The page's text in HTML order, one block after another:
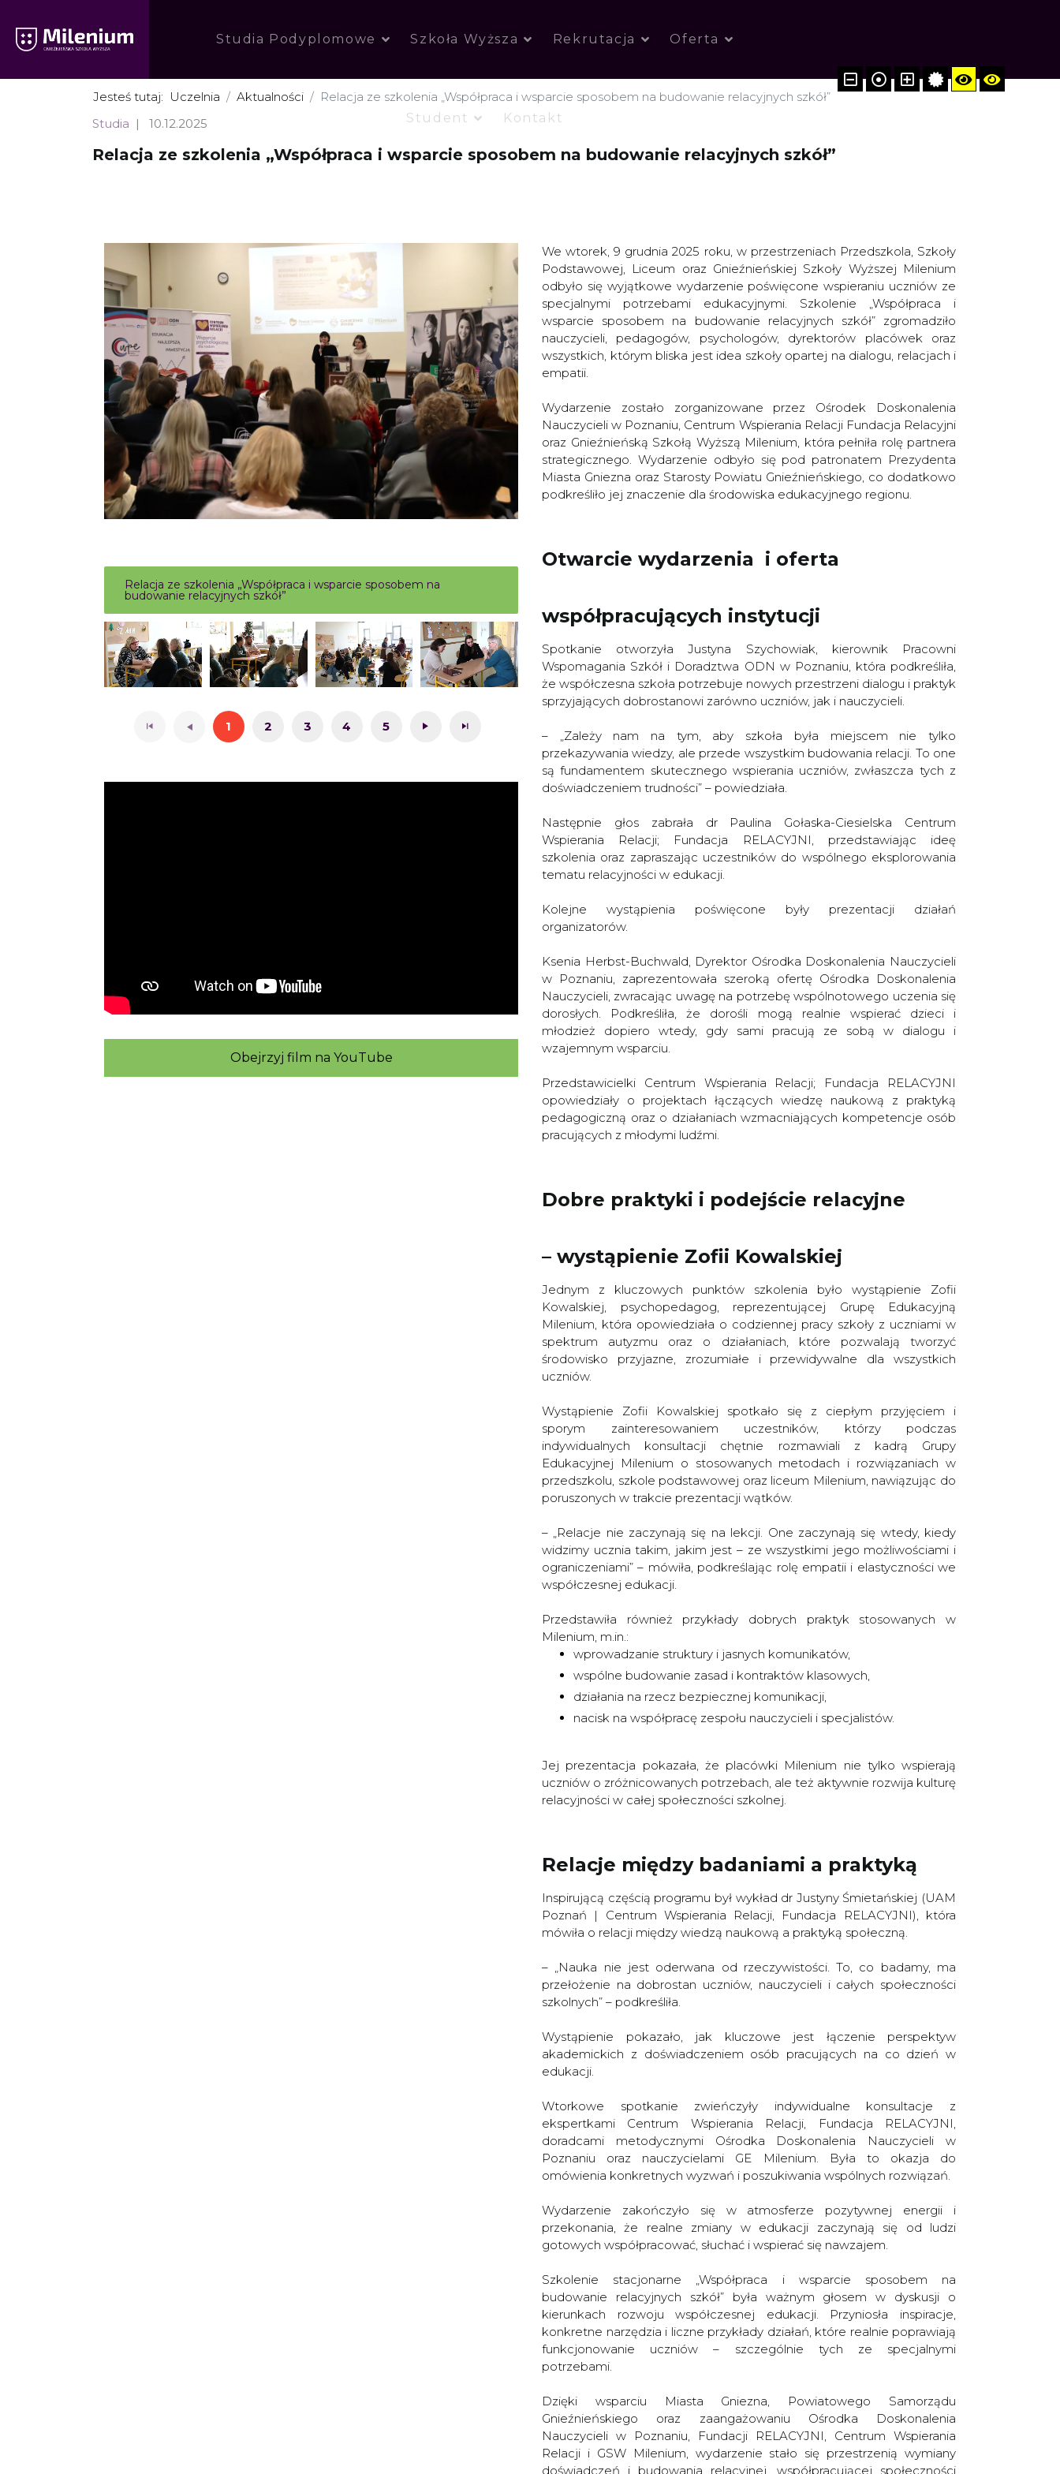
Studia Podyplomowe Szkoła Wyższa Rekrutacja Oferta
Student Kontakt
Jesteś tutaj: Uczelnia Aktualności
Relacja ze szkolenia „Współpraca i wsparcie sposobem na budowanie relacyjnych szkół”
Studia
10.12.2025
Relacja ze szkolenia „Współpraca i wsparcie sposobem na budowanie relacyjnych szkół”
Relacja ze szkolenia „Współpraca i wsparcie sposobem na
budowanie relacyjnych szkół”
1 2 3 4 5
Obejrzyj film na YouTube
We wtorek, 9 grudnia 2025 roku, w przestrzeniach Przedszkola, Szkoły
Podstawowej, Liceum oraz Gnieźnieńskiej Szkoły Wyższej Milenium
odbyło się wyjątkowe wydarzenie poświęcone wspieraniu uczniów ze
specjalnymi potrzebami edukacyjnymi. Szkolenie „Współpraca i
wsparcie sposobem na budowanie relacyjnych szkół” zgromadziło
nauczycieli, pedagogów, psychologów, dyrektorów placówek oraz
wszystkich, którym bliska jest idea szkoły opartej na dialogu, relacjach i
empatii.
Wydarzenie zostało zorganizowane przez Ośrodek Doskonalenia
Nauczycieli w Poznaniu, Centrum Wspierania Relacji Fundacja Relacyjni
oraz Gnieźnieńską Szkołą Wyższą Milenium, która pełniła rolę partnera
strategicznego. Wydarzenie odbyło się pod patronatem Prezydenta
Miasta Gniezna oraz Starosty Powiatu Gnieźnieńskiego, co dodatkowo
podkreśliło jej znaczenie dla środowiska edukacyjnego regionu.
Otwarcie wydarzenia i oferta
współpracujących instytucji
Spotkanie otworzyła Justyna Szychowiak, kierownik Pracowni
Wspomagania Szkół i Doradztwa ODN w Poznaniu, która podkreśliła,
że współczesna szkoła potrzebuje nowych przestrzeni dialogu i praktyk
sprzyjających dobrostanowi zarówno uczniów, jak i nauczycieli.
– „Zależy nam na tym, aby szkoła była miejscem nie tylko
przekazywania wiedzy, ale przede wszystkim budowania relacji. To one
są fundamentem skutecznego wspierania uczniów, zwłaszcza tych z
doświadczeniem trudności” – powiedziała.
Następnie głos zabrała dr Paulina Gołaska-Ciesielska Centrum
Wspierania Relacji; Fundacja RELACYJNI, przedstawiając ideę
szkolenia oraz zapraszając uczestników do wspólnego eksplorowania
tematu relacyjności w edukacji.
Kolejne wystąpienia poświęcone były prezentacji działań
organizatorów.
Ksenia Herbst-Buchwald, Dyrektor Ośrodka Doskonalenia Nauczycieli
w Poznaniu, zaprezentowała szeroką ofertę Ośrodka Doskonalenia
Nauczycieli, zwracając uwagę na potrzebę wspólnotowego uczenia się
dorosłych. Podkreśliła, że dorośli mogą realnie wspierać dzieci i
młodzież dopiero wtedy, gdy sami pracują ze sobą w dialogu i
wzajemnym wsparciu.
Przedstawicielki Centrum Wspierania Relacji; Fundacja RELACYJNI
opowiedziały o projektach łączących wiedzę naukową z praktyką
pedagogiczną oraz o działaniach wzmacniających kompetencje osób
pracujących z młodymi ludźmi.
Dobre praktyki i podejście relacyjne
– wystąpienie Zofii Kowalskiej
Jednym z kluczowych punktów szkolenia było wystąpienie Zofii
Kowalskiej, psychopedagog, reprezentującej Grupę Edukacyjną
Milenium, która opowiedziała o codziennej pracy szkoły z uczniami w
spektrum autyzmu oraz o działaniach, które pozwalają tworzyć
środowisko przyjazne, zrozumiałe i przewidywalne dla wszystkich
uczniów.
Wystąpienie Zofii Kowalskiej spotkało się z ciepłym przyjęciem i
sporym zainteresowaniem uczestników, którzy podczas
indywidualnych konsultacji chętnie rozmawiali z kadrą Grupy
Edukacyjnej Milenium o stosowanych metodach i rozwiązaniach w
przedszkolu, szkole podstawowej oraz liceum Milenium, nawiązując do
poruszonych w trakcie prezentacji wątków.
– „Relacje nie zaczynają się na lekcji. One zaczynają się wtedy, kiedy
widzimy ucznia takim, jakim jest – ze wszystkimi jego możliwościami i
ograniczeniami” – mówiła, podkreślając rolę empatii i elastyczności we
współczesnej edukacji.
Przedstawiła również przykłady dobrych praktyk stosowanych w
Milenium, m.in.:
wprowadzanie struktury i jasnych komunikatów,
wspólne budowanie zasad i kontraktów klasowych,
działania na rzecz bezpiecznej komunikacji,
nacisk na współpracę zespołu nauczycieli i specjalistów.
Jej prezentacja pokazała, że placówki Milenium nie tylko wspierają
uczniów o zróżnicowanych potrzebach, ale też aktywnie rozwija kulturę
relacyjności w całej społeczności szkolnej.
Relacje między badaniami a praktyką
Inspirującą częścią programu był wykład dr Justyny Śmietańskiej (UAM
Poznań | Centrum Wspierania Relacji, Fundacja RELACYJNI), która
mówiła o relacji między wiedzą naukową a praktyką społeczną.
– „Nauka nie jest oderwana od rzeczywistości. To, co badamy, ma
przełożenie na dobrostan uczniów, nauczycieli i całych społeczności
szkolnych” – podkreśliła.
Wystąpienie pokazało, jak kluczowe jest łączenie perspektyw
akademickich z doświadczeniem osób pracujących na co dzień w
edukacji.
Wtorkowe spotkanie zwieńczyły indywidualne konsultacje z
ekspertkami Centrum Wspierania Relacji, Fundacja RELACYJNI,
doradcami metodycznymi Ośrodka Doskonalenia Nauczycieli w
Poznaniu oraz nauczycielami GE Milenium. Była to okazja do
omówienia konkretnych wyzwań i poszukiwania wspólnych rozwiązań.
Wydarzenie zakończyło się w atmosferze pozytywnej energii i
przekonania, że realne zmiany w edukacji zaczynają się od ludzi
gotowych współpracować, słuchać i wspierać się nawzajem.
Szkolenie stacjonarne „Współpraca i wsparcie sposobem na
budowanie relacyjnych szkół” była ważnym głosem w dyskusji o
kierunkach rozwoju współczesnej edukacji. Przyniosła inspiracje,
konkretne narzędzia i liczne przykłady działań, które realnie poprawiają
funkcjonowanie uczniów – szczególnie tych ze specjalnymi
potrzebami.
Dzięki wsparciu Miasta Gniezna, Powiatowego Samorządu
Gnieźnieńskiego oraz zaangażowaniu Ośrodka Doskonalenia
Nauczycieli w Poznaniu, Fundacji RELACYJNI, Centrum Wspierania
Relacji i GSW Milenium, wydarzenie stało się przestrzenią wymiany
doświadczeń i budowania relacyjnej, współpracującej społeczności